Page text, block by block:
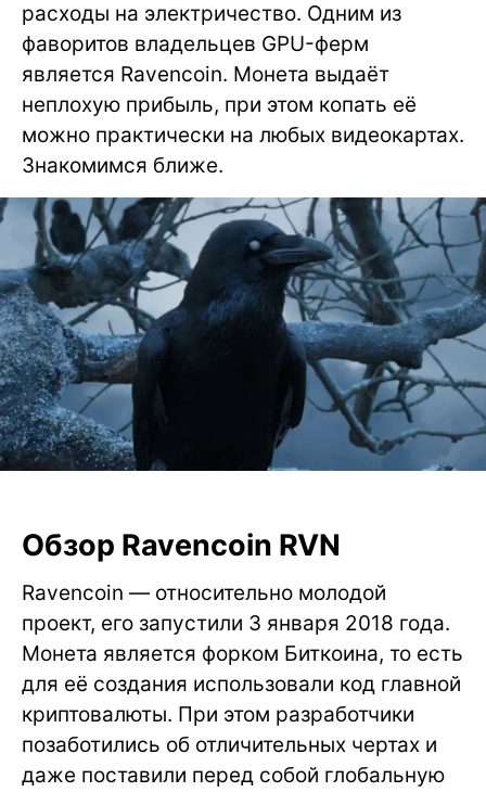
расходы на электричество. Одним из
фаворитов владельцев GPU-ферм
является Ravencoin. Монета выдаёт
неплохую прибыль, при этом копать её
можно практически на любых видеокартах.
Знакомимся ближе.
Обзор Ravencoin RVN
Ravencoin — относительно молодой
проект, его запустили 3 января 2018 года.
Монета является форком Биткоина, то есть
для её создания использовали код главной
криптовалюты. При этом разработчики
позаботились об отличительных чертах и
даже поставили перед собой глобальную